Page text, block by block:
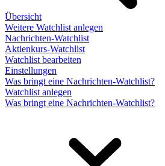
Übersicht
Weitere Watchlist anlegen
Nachrichten-Watchlist
Aktienkurs-Watchlist
Watchlist bearbeiten
Einstellungen
Was bringt eine Nachrichten-Watchlist?
Watchlist anlegen
Was bringt eine Nachrichten-Watchlist?